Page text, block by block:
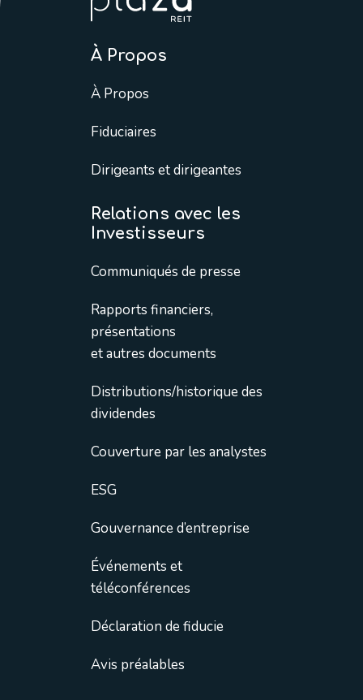
À Propos
À Propos
Fiduciaires
Dirigeants et dirigeantes
Relations avec les
Investisseurs
Communiqués de presse
Rapports financiers,
présentations
et autres documents
Distributions/historique des
dividendes
Couverture par les analystes
ESG
Gouvernance d’entreprise
Événements et
téléconférences
Déclaration de fiducie
Avis préalables